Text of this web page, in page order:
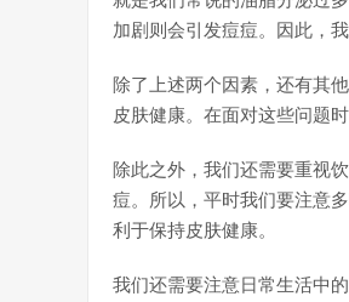
加剧则会引发痘痘。因此，
除了上述两个因素，还有其
皮肤健康。在面对这些问题
除此之外，我们还需要重视
痘。所以，平时我们要注意
利于保持皮肤健康。
我们还需要注意日常生活中